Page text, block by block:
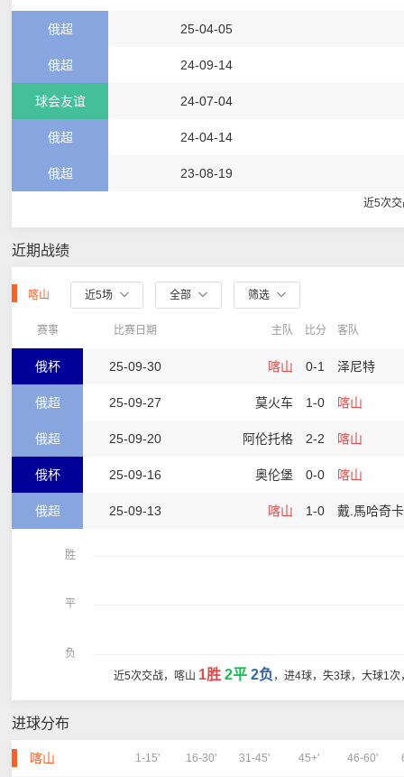
俄超 25-04-05
俄超 24-09-14
球会友谊 24-07-04
俄超 24-04-14
俄超 23-08-19
近5次
近期战绩
喀山 近5场 全部 筛选
赛事 比赛日期 主队 比分 客队
俄杯 25-09-30 喀山 0-1 泽尼特
俄超 25-09-27 莫火车 1-0 喀山
俄超 25-09-20 阿伦托格 2-2 喀山
俄杯 25-09-16 奥伦堡 0-0 喀山
俄超 25-09-13 喀山 1-0 戴.馬哈奇
胜
平
负
近5次交战，喀山 1胜 2平 2负 ，进4球，失3球，大球1次
进球分布
喀山 1-15' 16-30' 31-45' 45+' 46-60'